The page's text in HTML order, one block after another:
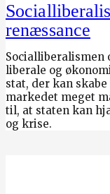
renæssance
liberale og
stat, der kan
markedet meget
til, at staten kan
og krise.